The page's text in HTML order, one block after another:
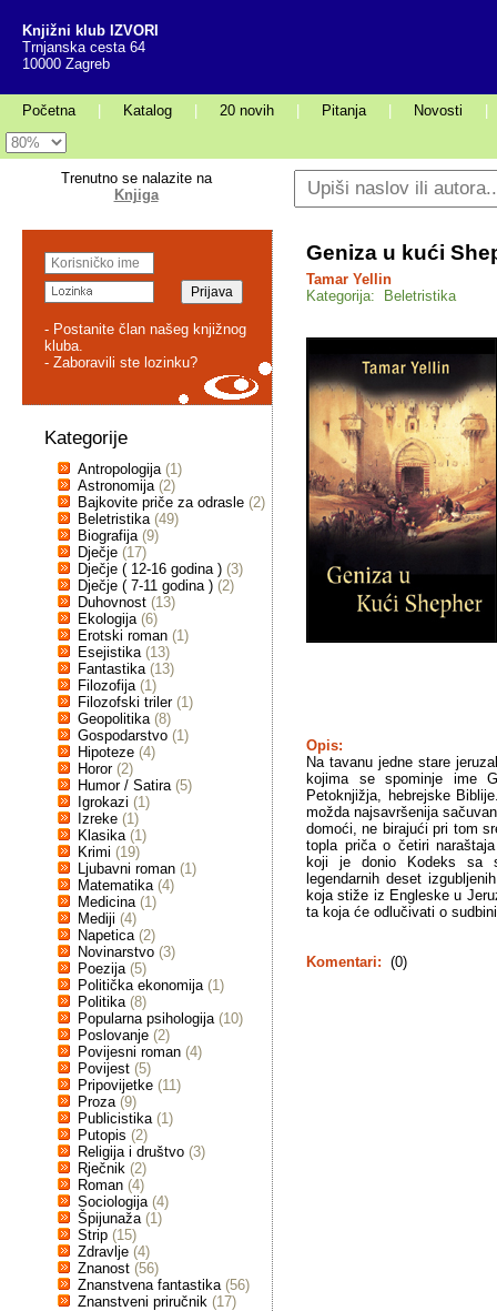
Knjižni klub IZVORI
Trnjanska cesta 64
10000 Zagreb
Početna Katalog 20 novih Pitanja Novosti
Trenutno se nalazite na
Knjiga
- Postanite član našeg knjižnog
kluba.
- Zaboravili ste lozinku?
Kategorije
Antropologija (1)
Astronomija (2)
Bajkovite priče za odrasle (2)
Beletristika (49)
Biografija (9)
Dječje (17)
Dječje ( 12-16 godina ) (3)
Dječje ( 7-11 godina ) (2)
Duhovnost (13)
Ekologija (6)
Erotski roman (1)
Esejistika (13)
Fantastika (13)
Filozofija (1)
Filozofski triler (1)
Geopolitika (8)
Gospodarstvo (1)
Hipoteze (4)
Horor (2)
Humor / Satira (5)
Igrokazi (1)
Izreke (1)
Klasika (1)
Krimi (19)
Ljubavni roman (1)
Matematika (4)
Medicina (1)
Mediji (4)
Napetica (2)
Novinarstvo (3)
Poezija (5)
Politička ekonomija (1)
Politika (8)
Popularna psihologija (10)
Poslovanje (2)
Povijesni roman (4)
Povijest (5)
Pripovijetke (11)
Proza (9)
Publicistika (1)
Putopis (2)
Religija i društvo (3)
Rječnik (2)
Roman (4)
Sociologija (4)
Špijunaža (1)
Strip (15)
Zdravlje (4)
Znanost (56)
Znanstvena fantastika (56)
Znanstveni priručnik (17)
Geniza u kući
Tamar Yellin
Kategorija: Beletristika
Opis:
Na tavanu jedne stare
kojima se spominje ime
Petoknjižja, hebrejske
možda najsavršenija
domoći, ne birajući pri tom
topla priča o četiri
koji je donio Kodeks sa
legendarnih deset
koja stiže iz Engleske u
ta koja će odlučivati o
Komentari: (0)